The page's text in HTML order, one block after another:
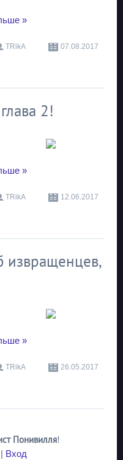
»
TRikA
07.08.2017
2!
»
TRikA
12.06.2017
извращенцев,
»
TRikA
26.05.2017
Понивилля!
| Вход